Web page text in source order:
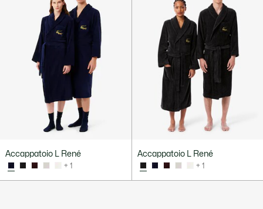
Accappatoio L René
+ 1
Accappatoio L René
+ 1